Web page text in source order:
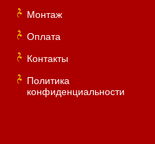
Монтаж
Оплата
Контакты
Политика
конфиденциальности